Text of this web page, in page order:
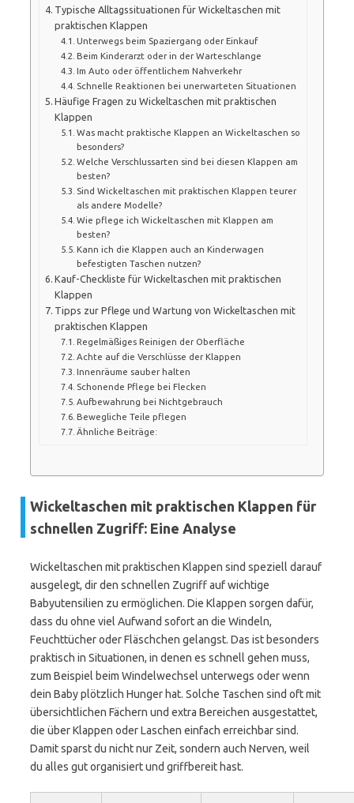
Typische Alltagssituationen für Wickeltaschen mit
praktischen Klappen
Unterwegs beim Spaziergang oder Einkauf
Beim Kinderarzt oder in der Warteschlange
Im Auto oder öffentlichem Nahverkehr
Schnelle Reaktionen bei unerwarteten Situationen
Häufige Fragen zu Wickeltaschen mit praktischen
Klappen
Was macht praktische Klappen an Wickeltaschen so
besonders?
Welche Verschlussarten sind bei diesen Klappen am
besten?
Sind Wickeltaschen mit praktischen Klappen teurer
als andere Modelle?
Wie pflege ich Wickeltaschen mit Klappen am
besten?
Kann ich die Klappen auch an Kinderwagen
befestigten Taschen nutzen?
Kauf-Checkliste für Wickeltaschen mit praktischen
Klappen
Tipps zur Pflege und Wartung von Wickeltaschen mit
praktischen Klappen
Regelmäßiges Reinigen der Oberfläche
Achte auf die Verschlüsse der Klappen
Innenräume sauber halten
Schonende Pflege bei Flecken
Aufbewahrung bei Nichtgebrauch
Bewegliche Teile pflegen
Ähnliche Beiträge:
Wickeltaschen mit praktischen Klappen für
schnellen Zugriff: Eine Analyse
Wickeltaschen mit praktischen Klappen sind speziell darauf
ausgelegt, dir den schnellen Zugriff auf wichtige
Babyutensilien zu ermöglichen. Die Klappen sorgen dafür,
dass du ohne viel Aufwand sofort an die Windeln,
Feuchttücher oder Fläschchen gelangst. Das ist besonders
praktisch in Situationen, in denen es schnell gehen muss,
zum Beispiel beim Windelwechsel unterwegs oder wenn
dein Baby plötzlich Hunger hat. Solche Taschen sind oft mit
übersichtlichen Fächern und extra Bereichen ausgestattet,
die über Klappen oder Laschen einfach erreichbar sind.
Damit sparst du nicht nur Zeit, sondern auch Nerven, weil
du alles gut organisiert und griffbereit hast.